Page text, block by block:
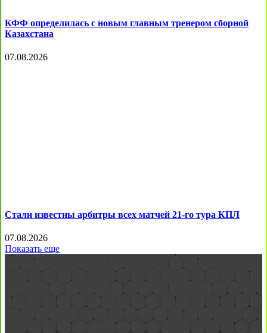
КФФ определилась с новым главным тренером сборной
Казахстана
07.08.2026
Стали известны арбитры всех матчей 21-го тура КПЛ
07.08.2026
Показать еще